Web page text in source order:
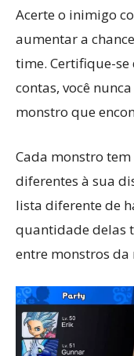
Acerte o inimigo
aumentar a
time. Certifique-
contas, você
monstro que
Cada monstro
diferentes à sua
lista diferente de
quantidade delas
entre monstros da